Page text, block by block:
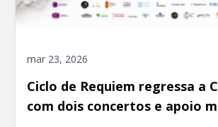
mar 23, 2026
Ciclo de Requiem regressa a
com dois concertos e apoio